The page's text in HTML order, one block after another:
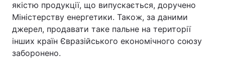
якістю продукції, що випускається, доручено
Міністерству енергетики. Також, за даними
джерел, продавати таке пальне на території
інших країн Євразійського економічного союзу
заборонено.